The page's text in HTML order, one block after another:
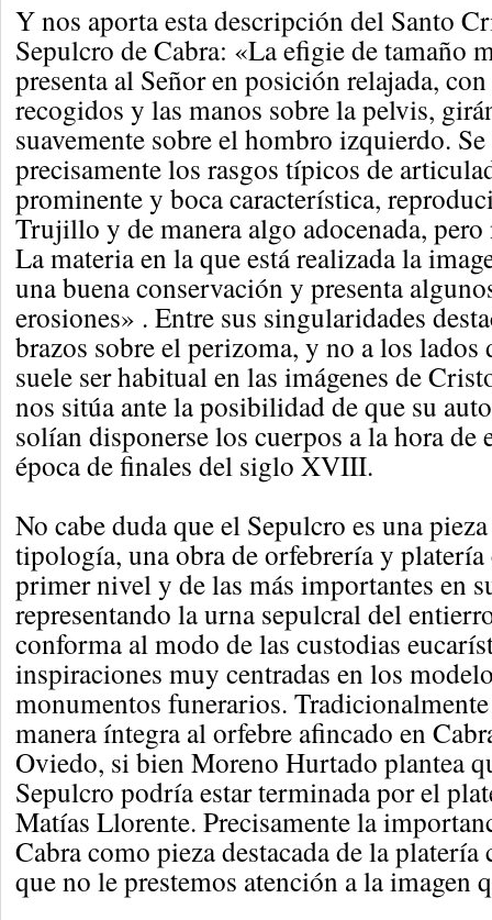
Y nos aporta esta descripción del Santo
Sepulcro de Cabra: «La efigie de tamaño
presenta al Señor en posición relajada,
recogidos y las manos sobre la pelvis,
suavemente sobre el hombro izquierdo.
precisamente los rasgos típicos de
prominente y boca característica,
Trujillo y de manera algo adocenada,
La materia en la que está realizada la
una buena conservación y presenta
erosiones» . Entre sus singularidades
brazos sobre el perizoma, y no a los
suele ser habitual en las imágenes de
nos sitúa ante la posibilidad de que su
solían disponerse los cuerpos a la hora de
época de finales del siglo XVIII.
No cabe duda que el Sepulcro es una
tipología, una obra de orfebrería y platería
primer nivel y de las más importantes en
representando la urna sepulcral del
conforma al modo de las custodias
inspiraciones muy centradas en los
monumentos funerarios.
manera íntegra al orfebre afincado en
Oviedo, si bien Moreno Hurtado plantea
Sepulcro podría estar terminada por el
Matías Llorente. Precisamente la
Cabra como pieza destacada de la platería
que no le prestemos atención a la imagen